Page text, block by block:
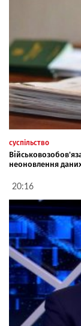
суспільство
неоновлення
20:16